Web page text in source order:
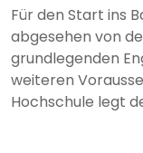
Für den Start ins
abgesehen von
grundlegenden
weiteren
Hochschule legt